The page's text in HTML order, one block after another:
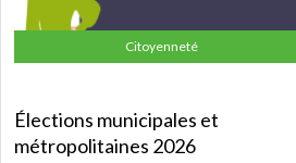
Citoyenneté
Élections municipales et
métropolitaines 2026